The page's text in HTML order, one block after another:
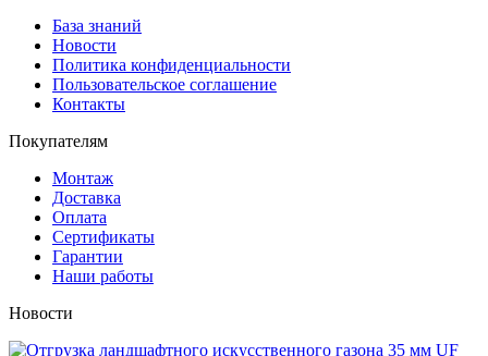
База знаний
Новости
Политика конфиденциальности
Пользовательское соглашение
Контакты
Покупателям
Монтаж
Доставка
Оплата
Сертификаты
Гарантии
Наши работы
Новости